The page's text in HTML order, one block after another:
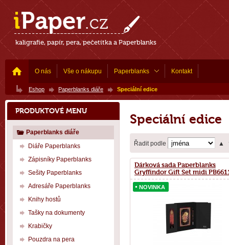
kaligrafie, papír, pera, pečetítka a Paperblanks
O nás Vše o nákupu Paperblanks Kontakt
Eshop Paperblanks diáře Speciální edice
Speciální edice
Řadit podle ▲
Dárková sada Paperblanks
Gryffindor Gift Set midi
NOVINKA
NOVINKA
PRODUKTOVÉ MENU
Paperblanks diáře
Diáře Paperblanks
Zápisníky Paperblanks
Sešity Paperblanks
Adresáře Paperblanks
Knihy hostů
Tašky na dokumenty
Krabičky
Pouzdra na pera